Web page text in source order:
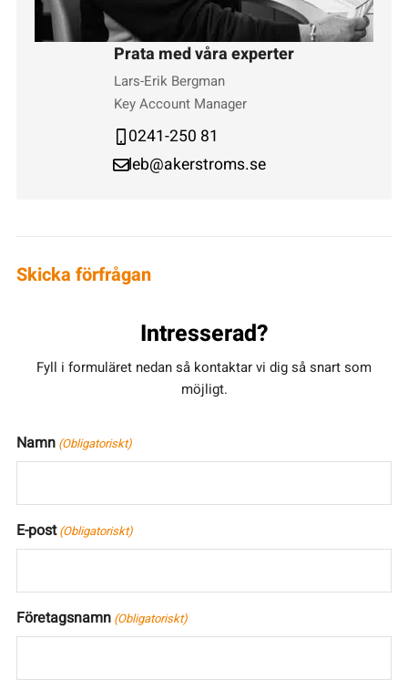
Prata med våra experter
Lars-Erik Bergman
Key Account Manager
0241-250 81
leb@akerstroms.se
Skicka förfrågan
Intresserad?
Fyll i formuläret nedan så kontaktar vi dig så snart som
möjligt.
Namn (Obligatoriskt)
E-post (Obligatoriskt)
Företagsnamn (Obligatoriskt)